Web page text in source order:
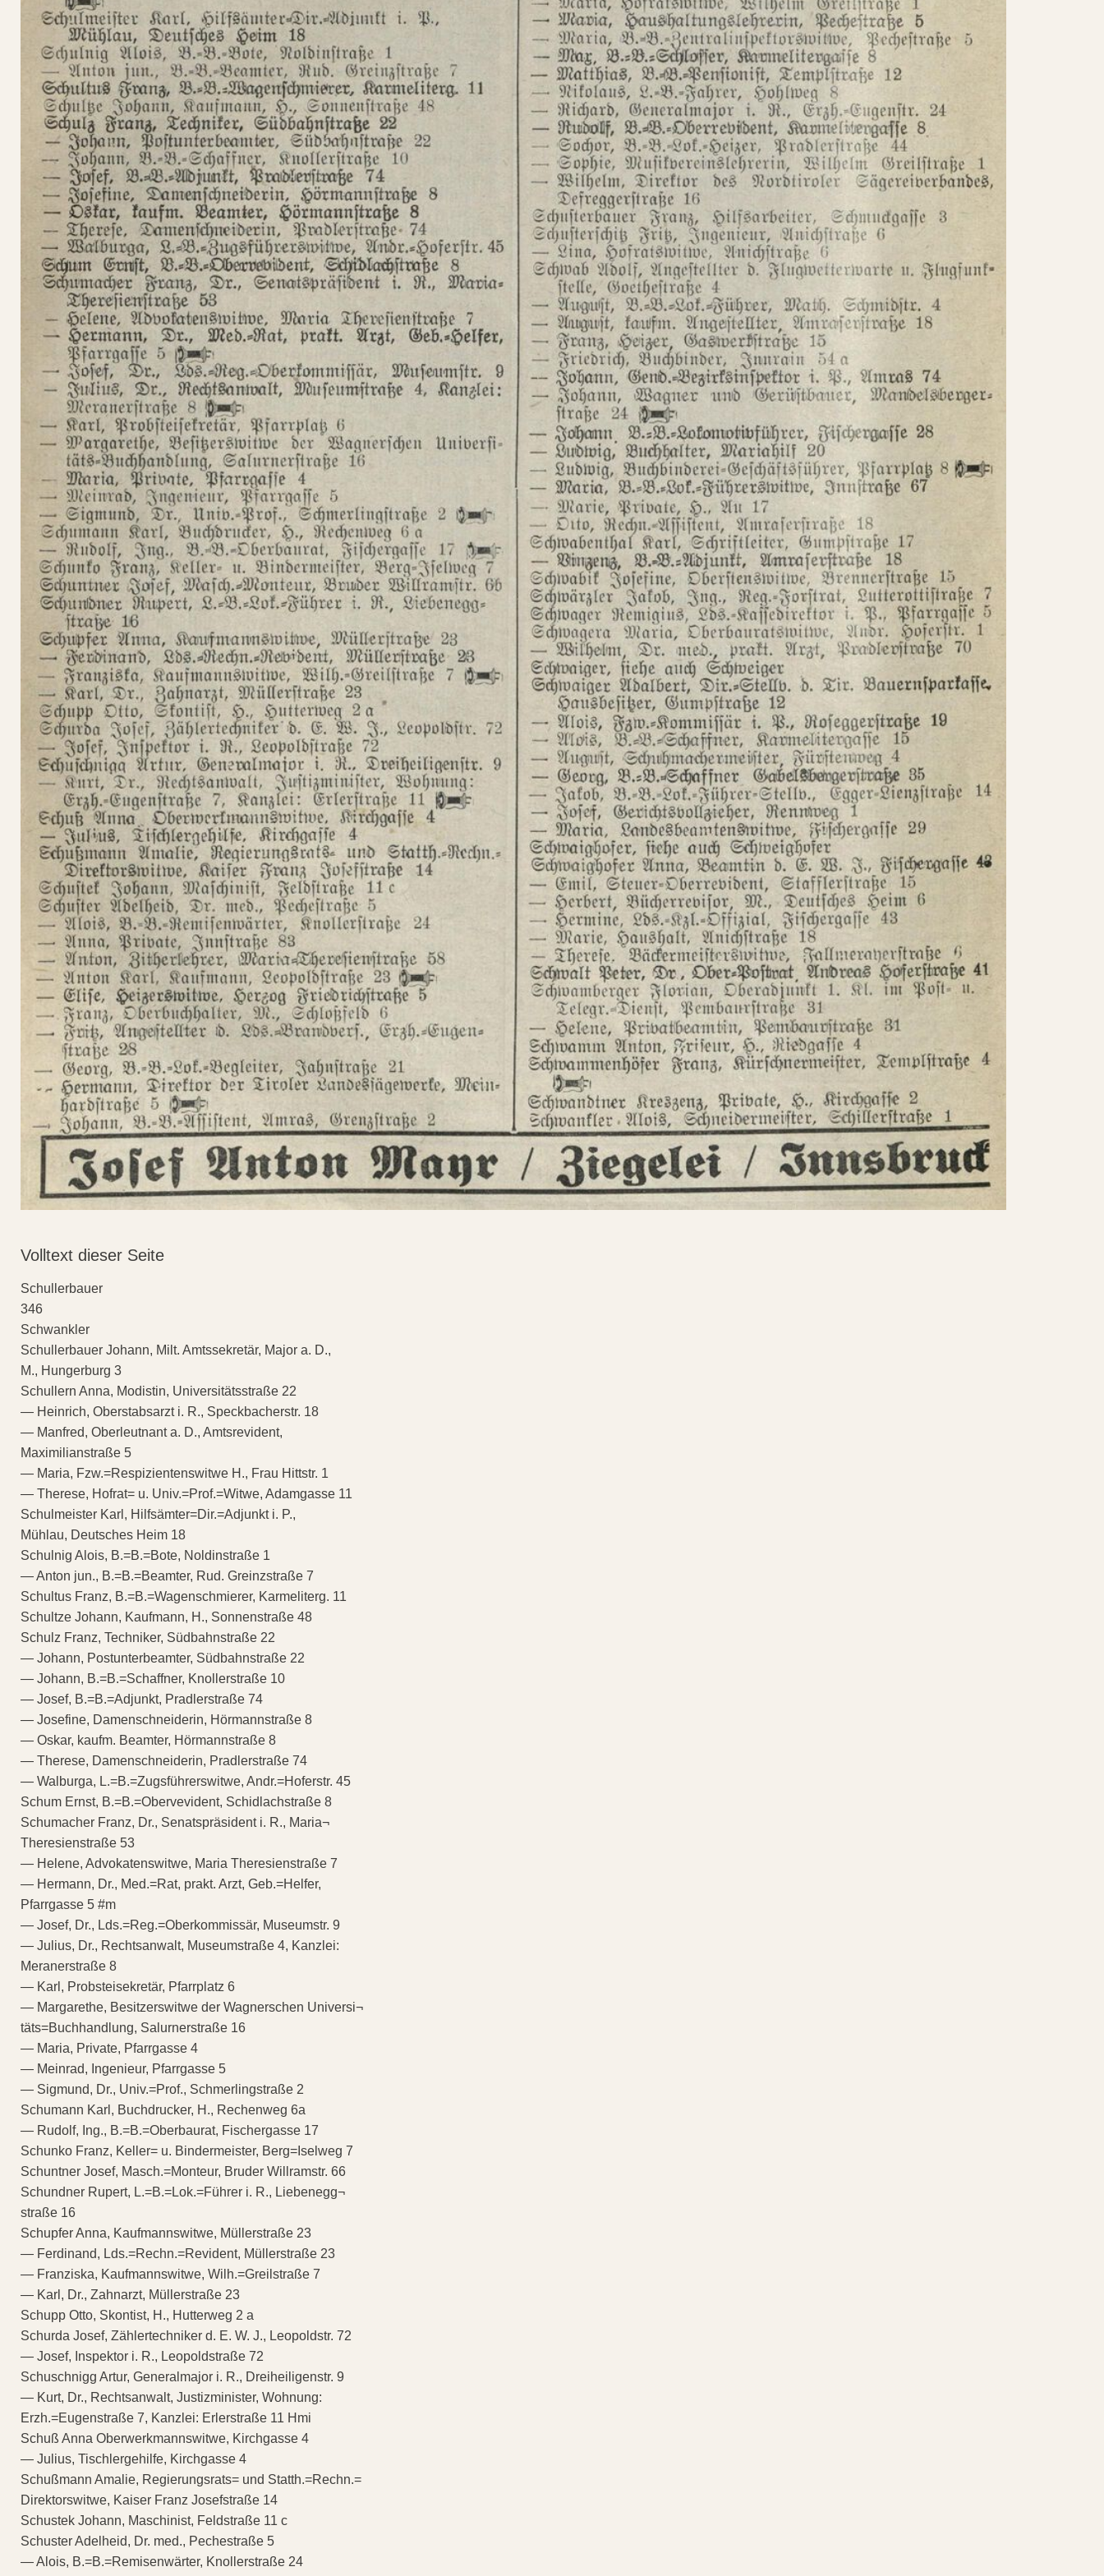
Volltext dieser Seite
Schullerbauer
346
Schwankler
Schullerbauer Johann, Milt. Amtssekretär, Major a. D.,
M., Hungerburg 3
Schullern Anna, Modistin, Universitätsstraße 22
— Heinrich, Oberstabsarzt i. R., Speckbacherstr. 18
— Manfred, Oberleutnant a. D., Amtsrevident,
Maximilianstraße 5
— Maria, Fzw.=Respizientenswitwe H., Frau Hittstr. 1
— Therese, Hofrat= u. Univ.=Prof.=Witwe, Adamgasse 11
Schulmeister Karl, Hilfsämter=Dir.=Adjunkt i. P.,
Mühlau, Deutsches Heim 18
Schulnig Alois, B.=B.=Bote, Noldinstraße 1
— Anton jun., B.=B.=Beamter, Rud. Greinzstraße 7
Schultus Franz, B.=B.=Wagenschmierer, Karmeliterg. 11
Schultze Johann, Kaufmann, H., Sonnenstraße 48
Schulz Franz, Techniker, Südbahnstraße 22
— Johann, Postunterbeamter, Südbahnstraße 22
— Johann, B.=B.=Schaffner, Knollerstraße 10
— Josef, B.=B.=Adjunkt, Pradlerstraße 74
— Josefine, Damenschneiderin, Hörmannstraße 8
— Oskar, kaufm. Beamter, Hörmannstraße 8
— Therese, Damenschneiderin, Pradlerstraße 74
— Walburga, L.=B.=Zugsführerswitwe, Andr.=Hoferstr. 45
Schum Ernst, B.=B.=Obervevident, Schidlachstraße 8
Schumacher Franz, Dr., Senatspräsident i. R., Maria¬
Theresienstraße 53
— Helene, Advokatenswitwe, Maria Theresienstraße 7
— Hermann, Dr., Med.=Rat, prakt. Arzt, Geb.=Helfer,
Pfarrgasse 5 #m
— Josef, Dr., Lds.=Reg.=Oberkommissär, Museumstr. 9
— Julius, Dr., Rechtsanwalt, Museumstraße 4, Kanzlei:
Meranerstraße 8
— Karl, Probsteisekretär, Pfarrplatz 6
— Margarethe, Besitzerswitwe der Wagnerschen Universi¬
täts=Buchhandlung, Salurnerstraße 16
— Maria, Private, Pfarrgasse 4
— Meinrad, Ingenieur, Pfarrgasse 5
— Sigmund, Dr., Univ.=Prof., Schmerlingstraße 2
Schumann Karl, Buchdrucker, H., Rechenweg 6a
— Rudolf, Ing., B.=B.=Oberbaurat, Fischergasse 17
Schunko Franz, Keller= u. Bindermeister, Berg=Iselweg 7
Schuntner Josef, Masch.=Monteur, Bruder Willramstr. 66
Schundner Rupert, L.=B.=Lok.=Führer i. R., Liebenegg¬
straße 16
Schupfer Anna, Kaufmannswitwe, Müllerstraße 23
— Ferdinand, Lds.=Rechn.=Revident, Müllerstraße 23
— Franziska, Kaufmannswitwe, Wilh.=Greilstraße 7
— Karl, Dr., Zahnarzt, Müllerstraße 23
Schupp Otto, Skontist, H., Hutterweg 2 a
Schurda Josef, Zählertechniker d. E. W. J., Leopoldstr. 72
— Josef, Inspektor i. R., Leopoldstraße 72
Schuschnigg Artur, Generalmajor i. R., Dreiheiligenstr. 9
— Kurt, Dr., Rechtsanwalt, Justizminister, Wohnung:
Erzh.=Eugenstraße 7, Kanzlei: Erlerstraße 11 Hmi
Schuß Anna Oberwerkmannswitwe, Kirchgasse 4
— Julius, Tischlergehilfe, Kirchgasse 4
Schußmann Amalie, Regierungsrats= und Statth.=Rechn.=
Direktorswitwe, Kaiser Franz Josefstraße 14
Schustek Johann, Maschinist, Feldstraße 11 c
Schuster Adelheid, Dr. med., Pechestraße 5
— Alois, B.=B.=Remisenwärter, Knollerstraße 24